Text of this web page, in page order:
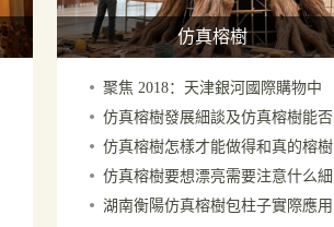
仿真榕樹
聚焦 2018：天津銀河國際購物中
心的仿真樹f貌
仿真榕樹發展細談及仿真榕樹能否
起到藏feng聚氣作用
仿真榕樹怎樣才能做得和真的榕樹
一樣－仿真榕樹制作方法
仿真榕樹要想漂亮需要注意什么細
節－廠家經驗談
湖南衡陽仿真榕樹包柱子實際應用